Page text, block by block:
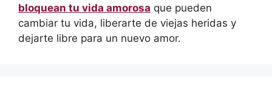
bloquean tu vida amorosa que pueden
cambiar tu vida, liberarte de viejas heridas y
dejarte libre para un nuevo amor.